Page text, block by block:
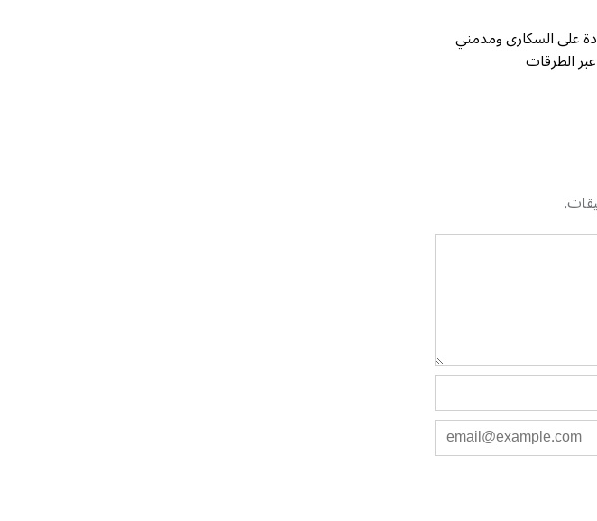
على السكارى ومدمني
الطرقات